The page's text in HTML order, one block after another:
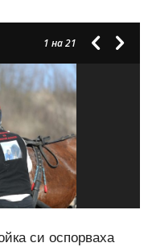
1 на 21
си оспорваха